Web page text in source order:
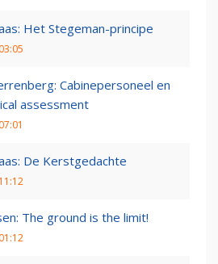
Het Stegeman-principe
Cabinepersoneel en
assessment
De Kerstgedachte
The ground is the limit!